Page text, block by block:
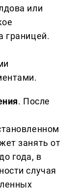
или
границей.
. После
занять от
года, в
случая